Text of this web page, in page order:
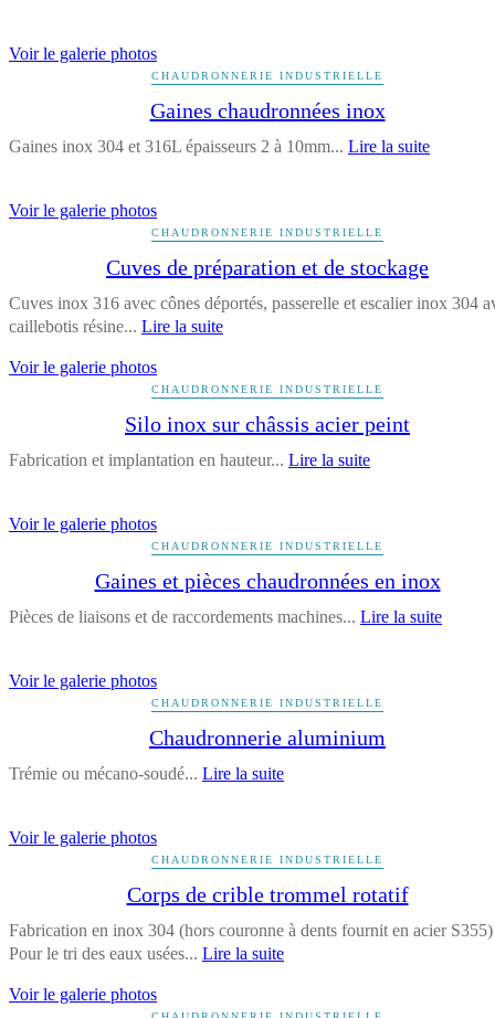
Voir le galerie photos
CHAUDRONNERIE INDUSTRIELLE
Gaines chaudronnées inox
Gaines inox 304 et 316L épaisseurs 2 à 10mm... Lire la suite
Voir le galerie photos
CHAUDRONNERIE INDUSTRIELLE
Cuves de préparation et de stockage
Cuves inox 316 avec cônes déportés, passerelle et escalier inox 304
caillebotis résine... Lire la suite
Voir le galerie photos
CHAUDRONNERIE INDUSTRIELLE
Silo inox sur châssis acier peint
Fabrication et implantation en hauteur... Lire la suite
Voir le galerie photos
CHAUDRONNERIE INDUSTRIELLE
Gaines et pièces chaudronnées en inox
Pièces de liaisons et de raccordements machines... Lire la suite
Voir le galerie photos
CHAUDRONNERIE INDUSTRIELLE
Chaudronnerie aluminium
Trémie ou mécano-soudé... Lire la suite
Voir le galerie photos
CHAUDRONNERIE INDUSTRIELLE
Corps de crible trommel rotatif
Fabrication en inox 304 (hors couronne à dents fournit en acier S355)
Pour le tri des eaux usées... Lire la suite
Voir le galerie photos